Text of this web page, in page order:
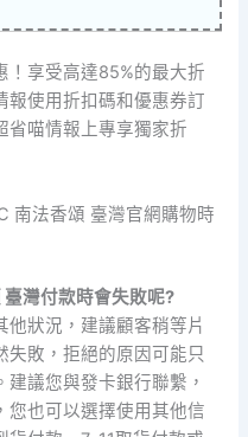
！享受高達85%的最大折
報使用折扣碼和優惠券訂
省喵情報上專享獨家折
南法香頌 臺灣官網購物時
灣付款時會失敗呢?
狀況，建議顧客稍等片
失敗，拒絕的原因可能只
議您與發卡銀行聯繫，
您也可以選擇使用其他信